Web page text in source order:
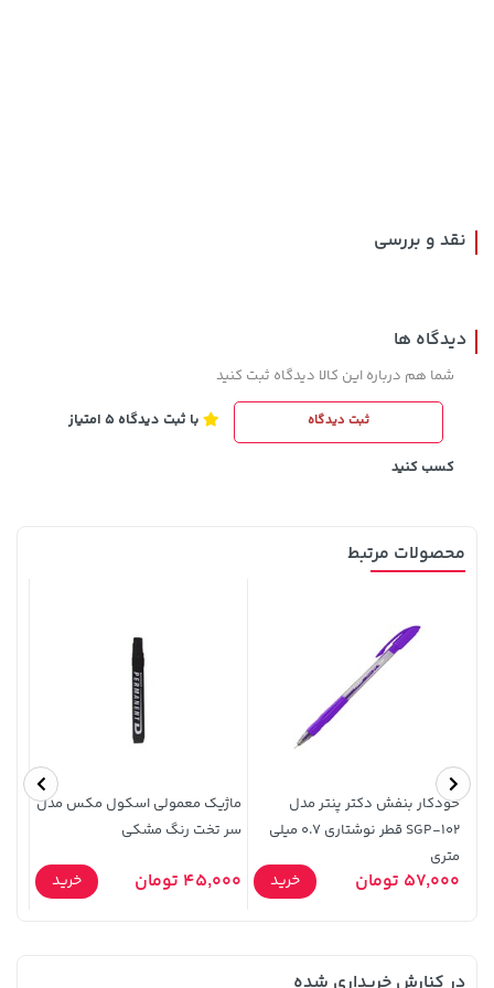
56,080,000 تومان خرید
141,000 تومان
خرید
نقد و بررسی
دیدگاه ها
شما هم درباره این کالا دیدگاه ثبت کنید
ثبت دیدگاه با ثبت دیدگاه 5 امتیاز
کسب کنید
محصولات مرتبط
خودکار بنفش دکتر پنتر مدل
SGP-102 قطر نوشتاری 0.7 میلی
متری
57,000 تومان خرید
ماژیک معمولی اسکول مکس مدل
سر تخت رنگ مشکی
45,000 تومان خرید